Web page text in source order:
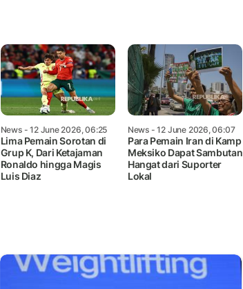
News- 12 June 2026, 06:25
Lima Pemain Sorotan di
Grup K, Dari Ketajaman
Ronaldo hingga Magis
Luis Diaz
News - 12 June 2026, 06:07
Para Pemain Iran di Kamp
Meksiko Dapat Sambutan
Hangat dari Suporter
Lokal